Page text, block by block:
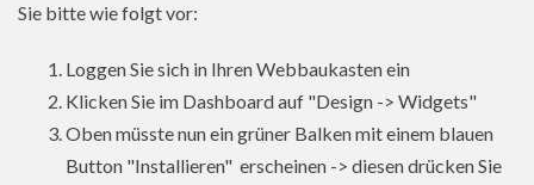
Sie bitte wie folgt vor:
Loggen Sie sich in Ihren Webbaukasten ein
Klicken Sie im Dashboard auf "Design -> Widgets"
Oben müsste nun ein grüner Balken mit einem blauen
Button "Installieren" erscheinen -> diesen drücken Sie